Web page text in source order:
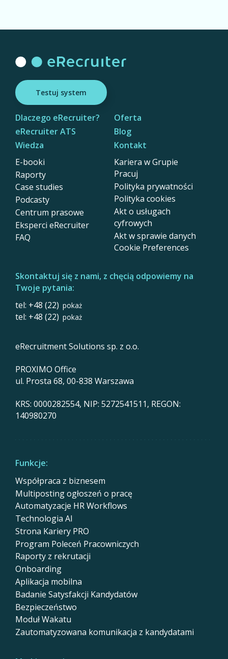
Testuj system
Dlaczego eRecruiter?
eRecruiter ATS
Wiedza
E-booki
Raporty
Case studies
Podcasty
Centrum prasowe
Eksperci eRecruiter
FAQ
Oferta
Blog
Kontakt
Kariera w Grupie
Pracuj
Polityka prywatności
Polityka cookies
Akt o usługach
cyfrowych
Akt w sprawie danych
Cookie Preferences
Skontaktuj się z nami, z chęcią odpowiemy na
Twoje pytania:
tel: +48 (22) pokaż
tel: +48 (22) pokaż
eRecruitment Solutions sp. z o.o.
PROXIMO Office
ul. Prosta 68, 00-838 Warszawa
KRS: 0000282554, NIP: 5272541511, REGON:
140980270
Funkcje:
Współpraca z biznesem
Multiposting ogłoszeń o pracę
Automatyzacje HR Workflows
Technologia AI
Strona Kariery PRO
Program Poleceń Pracowniczych
Raporty z rekrutacji
Onboarding
Aplikacja mobilna
Badanie Satysfakcji Kandydatów
Bezpieczeństwo
Moduł Wakatu
Zautomatyzowana komunikacja z kandydatami